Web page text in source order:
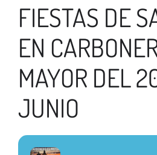
FIESTAS DE
EN
MAYOR DEL
JUNIO